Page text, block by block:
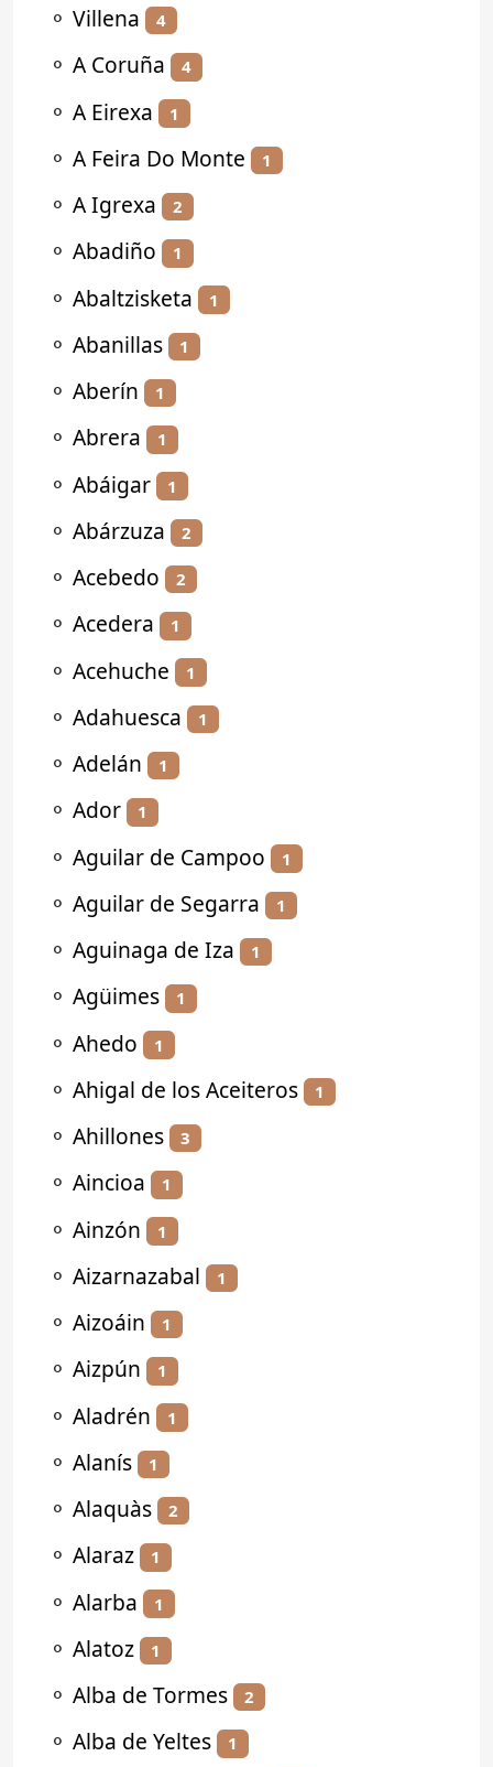
⚬ Villena 4
⚬ A Coruña 4
⚬ A Eirexa 1
⚬ A Feira Do Monte 1
⚬ A Igrexa 2
⚬ Abadiño 1
⚬ Abaltzisketa 1
⚬ Abanillas 1
⚬ Aberín 1
⚬ Abrera 1
⚬ Abáigar 1
⚬ Abárzuza 2
⚬ Acebedo 2
⚬ Acedera 1
⚬ Acehuche 1
⚬ Adahuesca 1
⚬ Adelán 1
⚬ Ador 1
⚬ Aguilar de Campoo 1
⚬ Aguilar de Segarra 1
⚬ Aguinaga de Iza 1
⚬ Agüimes 1
⚬ Ahedo 1
⚬ Ahigal de los Aceiteros 1
⚬ Ahillones 3
⚬ Aincioa 1
⚬ Ainzón 1
⚬ Aizarnazabal 1
⚬ Aizoáin 1
⚬ Aizpún 1
⚬ Aladrén 1
⚬ Alanís 1
⚬ Alaquàs 2
⚬ Alaraz 1
⚬ Alarba 1
⚬ Alatoz 1
⚬ Alba de Tormes 2
⚬ Alba de Yeltes 1